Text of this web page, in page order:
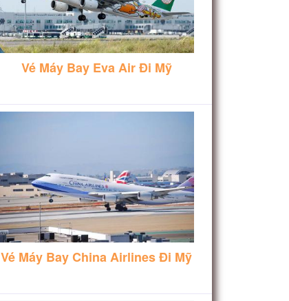
Vé Máy Bay Eva Air Đi Mỹ
Vé Máy Bay China Airlines Đi Mỹ